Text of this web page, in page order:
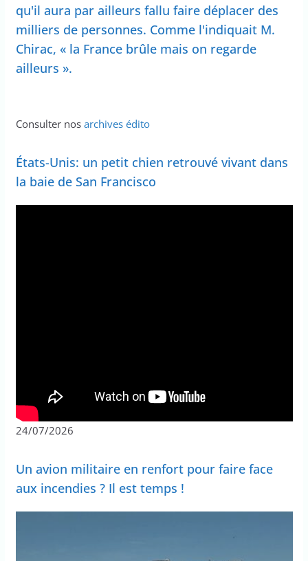
qu'il aura par ailleurs fallu faire déplacer des
milliers de personnes. Comme l'indiquait M.
Chirac, « la France brûle mais on regarde
ailleurs ».
Consulter nos archives édito
États-Unis: un petit chien retrouvé vivant dans
la baie de San Francisco
24/07/2026
Un avion militaire en renfort pour faire face
aux incendies ? Il est temps !